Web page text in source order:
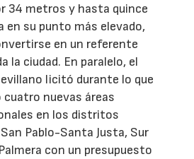
34 metros y hasta quince
en su punto más elevado,
en un referente
la ciudad. En paralelo, el
licitó durante lo que
cuatro nuevas áreas
en los distritos
Pablo-Santa Justa, Sur
con un presupuesto